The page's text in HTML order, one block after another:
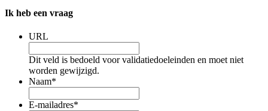
Ik heb een vraag
URL
Dit veld is bedoeld voor validatiedoeleinden en moet niet
worden gewijzigd.
Naam*
E-mailadres*